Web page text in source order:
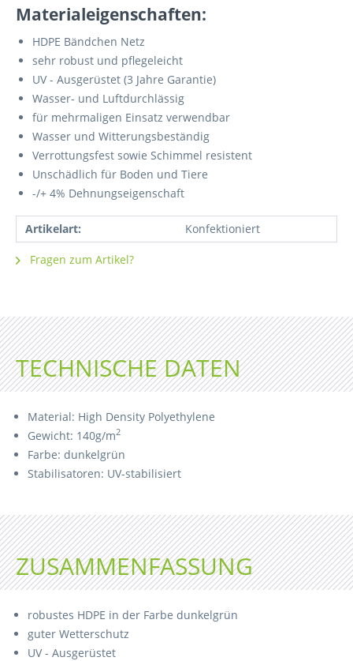
Materialeigenschaften:
HDPE Bändchen Netz
sehr robust und pflegeleicht
UV - Ausgerüstet (3 Jahre Garantie)
Wasser- und Luftdurchlässig
für mehrmaligen Einsatz verwendbar
Wasser und Witterungsbeständig
Verrottungsfest sowie Schimmel resistent
Unschädlich für Boden und Tiere
-/+ 4% Dehnungseigenschaft
Artikelart: Konfektioniert
Fragen zum Artikel?
TECHNISCHE DATEN
Material: High Density Polyethylene
Gewicht: 140g/m2
Farbe: dunkelgrün
Stabilisatoren: UV-stabilisiert
ZUSAMMENFASSUNG
robustes HDPE in der Farbe dunkelgrün
guter Wetterschutz
UV - Ausgerüstet